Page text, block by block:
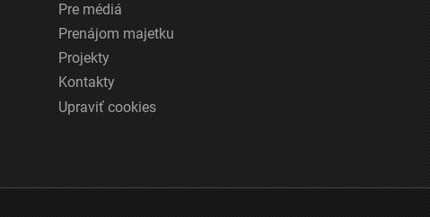
Pre médiá
Prenájom majetku
Projekty
Kontakty
Upraviť cookies